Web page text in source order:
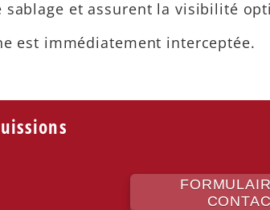
sablage et assurent la visibilité
est immédiatement interceptée.